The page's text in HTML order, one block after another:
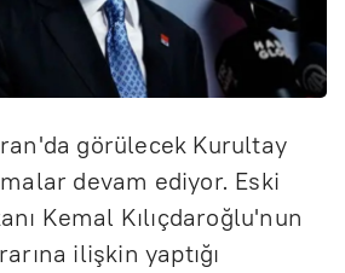
görülecek Kurultay
devam ediyor. Eski
Kemal Kılıçdaroğlu'nun
ilişkin yaptığı